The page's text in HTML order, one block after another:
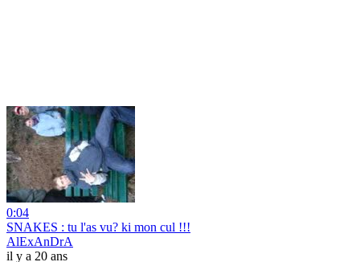
0:04
SNAKES : tu l'as vu? ki mon cul !!!
AlExAnDrA
il y a 20 ans